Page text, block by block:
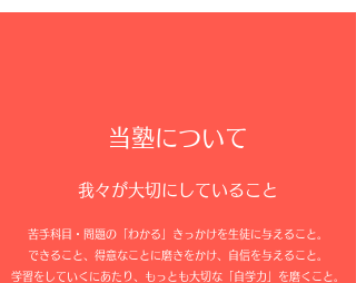
当塾について
​我々が大切にしていること
苦手科目・問題の「わかる」きっかけを生徒に与えること。
できること、得意なことに磨きをかけ、自信を与えること。
学習をしていくにあたり、もっとも大切な「自学力」を磨くこと。